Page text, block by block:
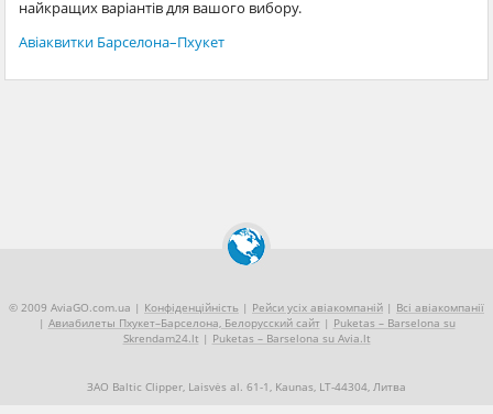
найкращих варіантів для вашого вибору.
Авіаквитки Барселона–Пхукет
© 2009 AviaGO.com.ua | Конфіденційність | Рейси усіх авіакомпаній | Всі авіакомпанії
| Авиабилеты Пхукет–Барселона, Белорусский сайт| Puketas – Barselona su
Skrendam24.lt | Puketas – Barselona su Avia.lt
ЗАО Baltic Clipper, Laisvės al. 61-1, Kaunas, LT-44304, Литва